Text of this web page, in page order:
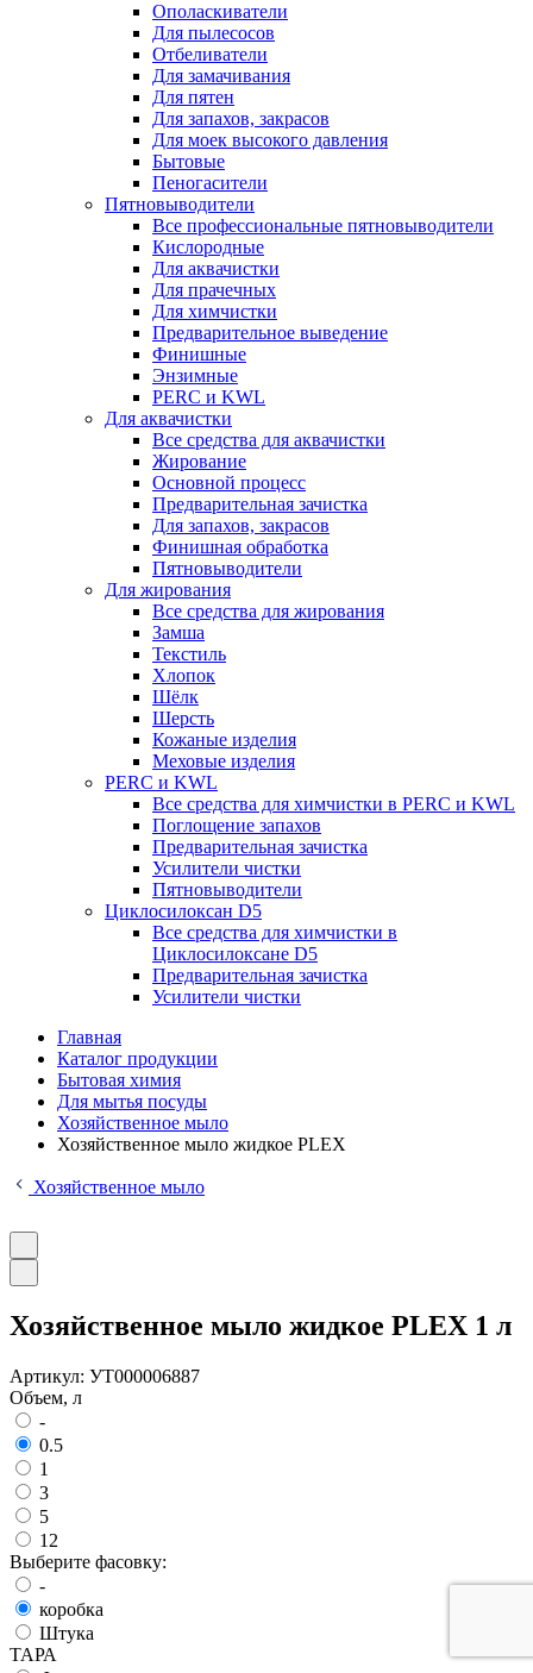
Ополаскиватели
Для пылесосов
Отбеливатели
Для замачивания
Для пятен
Для запахов, закрасов
Для моек высокого давления
Бытовые
Пеногасители
Пятновыводители
Все профессиональные пятновыводители
Кислородные
Для аквачистки
Для прачечных
Для химчистки
Предварительное выведение
Финишные
Энзимные
PERC и KWL
Для аквачистки
Все средства для аквачистки
Жирование
Основной процесс
Предварительная зачистка
Для запахов, закрасов
Финишная обработка
Пятновыводители
Для жирования
Все средства для жирования
Замша
Текстиль
Хлопок
Шёлк
Шерсть
Кожаные изделия
Меховые изделия
PERC и KWL
Все средства для химчистки в PERC и KWL
Поглощение запахов
Предварительная зачистка
Усилители чистки
Пятновыводители
Циклосилоксан D5
Все средства для химчистки в
Циклосилоксане D5
Предварительная зачистка
Усилители чистки
Главная
Каталог продукции
Бытовая химия
Для мытья посуды
Хозяйственное мыло
Хозяйственное мыло жидкое PLEX
Хозяйственное мыло
Хозяйственное мыло жидкое PLEX 1 л
Артикул: УТ000006887
Объем, л
-
0.5
1
3
5
12
Выберите фасовку:
-
коробка
Штука
ТАРА